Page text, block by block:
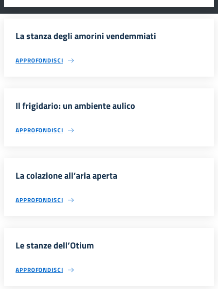
La stanza degli amorini vendemmiati
APPROFONDISCI
Il frigidario: un ambiente aulico
APPROFONDISCI
La colazione all’aria aperta
APPROFONDISCI
Le stanze dell’Otium
APPROFONDISCI